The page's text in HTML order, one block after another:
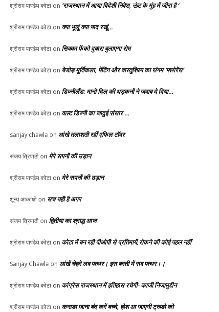
श्रीराम पाण्डेय कोटा on ‘राजस्थान में आया विदेशी निवेश, ऊंट के मुंह में जीरा है ‘
श्रीराम पाण्डेय कोटा on क्या भूलूं क्या याद रखूं…
श्रीराम पाण्डेय कोटा on सिक्का फेंको दुबारा बुलाएगा रोम
श्रीराम पाण्डेय कोटा on बेजोड़ मूर्तिकला, पेंटिंग और वास्तुशिल्प का संगम ‘फ्लोरेंस’
श्रीराम पाण्डेय कोटा on डिज्नीलैंड: मानो दिल की धड़कनों ने जवाब दे दिया…
श्रीराम पाण्डेय कोटा on वाल्ट डिज्नी का जादुई संसार …
sanjay chawla on आंखे तलाशती रहीं एफिल टॉवर
संजय त्रिपाठी on मेरे सपनों की उड़ान
श्रीराम पाण्डेय कोटा on मेरे सपनों की उड़ान
शून्य आकांक्षी on सच यही है अगर
संजय त्रिपाठी on द्वितीया का श्राद्ध आज
श्रीराम पाण्डेय कोटा on कोटा में बन रही पीओपी से प्रतिमायें,रोकने की कोई पहल नहीं
Sanjay Chawla on आंखें चेहरे लब पत्थर। इस बस्ती में सब पत्थर।।
श्रीराम पाण्डेय कोटा on कांग्रेस राजस्थान में इतिहास रचेगी- काजी निजामुद्दीन
श्रीराम पाण्डेय कोटा on कनाडा जाना बंद करें बच्चे, होश आ जाएगी ट्रूडो को